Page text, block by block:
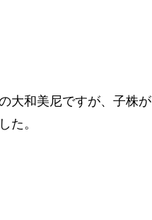
大和美尼ですが、子株が
た。